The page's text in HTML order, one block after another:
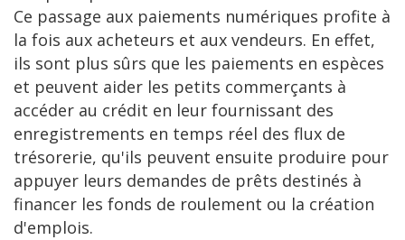
Ce passage aux paiements numériques profite à
la fois aux acheteurs et aux vendeurs. En effet,
ils sont plus sûrs que les paiements en espèces
et peuvent aider les petits commerçants à
accéder au crédit en leur fournissant des
enregistrements en temps réel des flux de
trésorerie, qu'ils peuvent ensuite produire pour
appuyer leurs demandes de prêts destinés à
financer les fonds de roulement ou la création
d'emplois.